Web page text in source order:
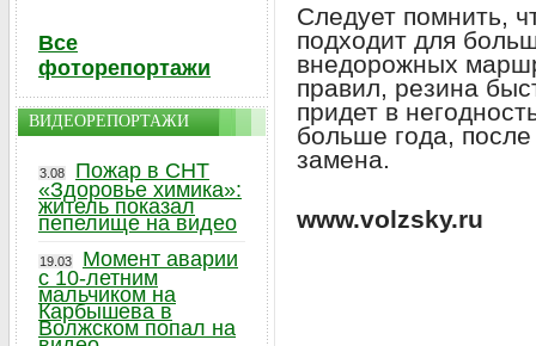
Следует помнить,
подходит для
внедорожных
правил, резина
придет в
больше года,
замена.
www.volzsky.ru
Все
фоторепортажи
ВИДЕОРЕПОРТАЖИ
3.08
Пожар в СНТ
«Здоровье химика»:
житель показал
пепелище на видео
19.03
Момент аварии
с 10-летним
мальчиком на
Карбышева в
Волжском попал на